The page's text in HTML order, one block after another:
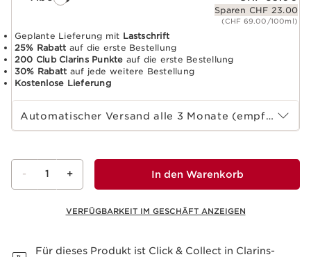
Sparen CHF 23.00
(CHF 69.00/100ml)
Geplante Lieferung mit Lastschrift
25% Rabatt auf die erste Bestellung
200 Club Clarins Punkte auf die erste Bestellung
30% Rabatt auf jede weitere Bestellung
Kostenlose Lieferung
Wählen Sie die Laufzeit des Abonnements
Automatischer Versand alle 3 Monate (empfohlen)
- 1 + In den Warenkorb
VERFÜGBARKEIT IM GESCHÄFT ANZEIGEN
Für dieses Produkt ist Click & Collect in Clarins-